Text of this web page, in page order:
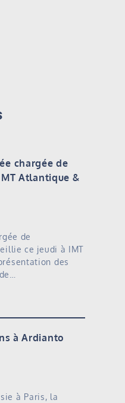
chargée de
Atlantique &
de
ce jeudi à IMT
des
à Ardianto
à Paris, la